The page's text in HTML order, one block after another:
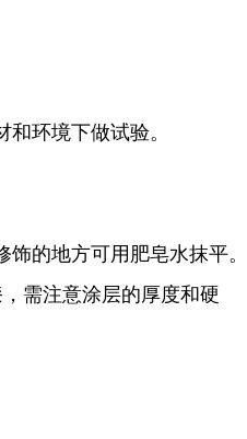
环境下做试验。
的地方可用肥皂水抹平。
需注意涂层的厚度和硬